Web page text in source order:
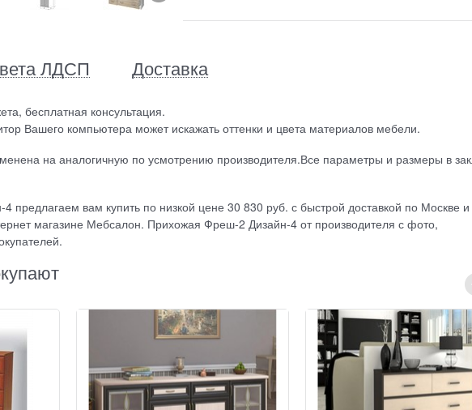
ЛДСП Доставка
бесплатная консультация.
Вашего компьютера может искажать оттенки и цвета материалов мебели.
на аналогичную по усмотрению производителя.Все параметры и размеры в
предлагаем вам купить по низкой цене 30 830 руб. с быстрой доставкой по Москве и
магазине Мебсалон. Прихожая Фреш-2 Дизайн-4 от производителя с фото,